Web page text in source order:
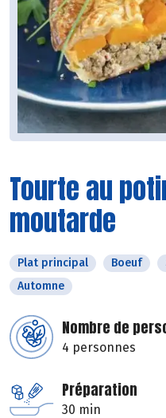
Tourte au
moutarde
Plat principal Boeuf
Automne
Nombre de
4 personnes
Préparation
30 min